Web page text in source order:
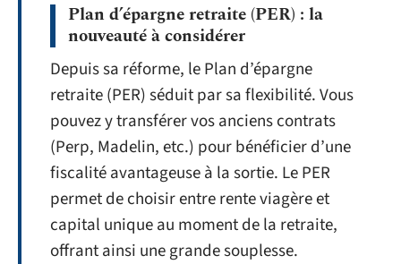
Plan d’épargne retraite (PER) : la
nouveauté à considérer
Depuis sa réforme, le Plan d’épargne
retraite (PER) séduit par sa flexibilité. Vous
pouvez y transférer vos anciens contrats
(Perp, Madelin, etc.) pour bénéficier d’une
fiscalité avantageuse à la sortie. Le PER
permet de choisir entre rente viagère et
capital unique au moment de la retraite,
offrant ainsi une grande souplesse.